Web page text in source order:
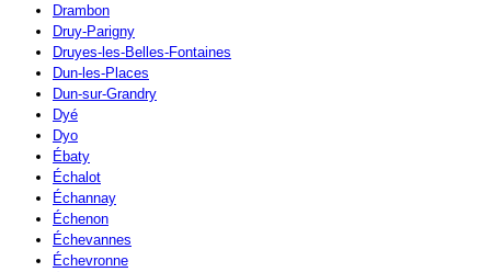
Drambon
Druy-Parigny
Druyes-les-Belles-Fontaines
Dun-les-Places
Dun-sur-Grandry
Dyé
Dyo
Ébaty
Échalot
Échannay
Échenon
Échevannes
Échevronne